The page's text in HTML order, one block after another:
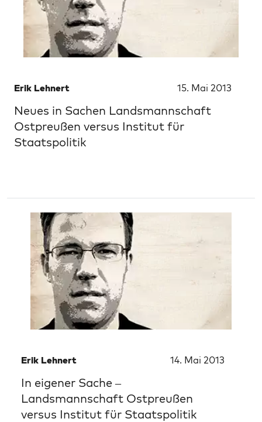
Erik Lehnert 15. Mai 2013
Neues in Sachen Landsmannschaft
Ostpreußen versus Institut für
Staatspolitik
Erik Lehnert 14. Mai 2013
In eigener Sache –
Landsmannschaft Ostpreußen
versus Institut für Staatspolitik